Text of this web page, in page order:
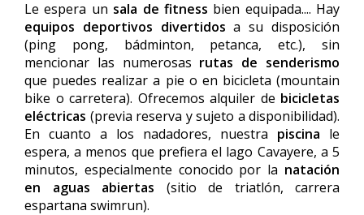
Le espera un sala de fitness bien equipada.... Hay
equipos deportivos divertidos a su disposición
(ping pong, bádminton, petanca, etc.), sin
mencionar las numerosas rutas de senderismo
que puedes realizar a pie o en bicicleta (mountain
bike o carretera). Ofrecemos alquiler de bicicletas
eléctricas (previa reserva y sujeto a disponibilidad).
En cuanto a los nadadores, nuestra piscina le
espera, a menos que prefiera el lago Cavayere, a 5
minutos, especialmente conocido por la natación
en aguas abiertas (sitio de triatlón, carrera
espartana swimrun).